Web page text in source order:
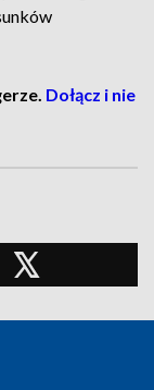
Dołącz i nie